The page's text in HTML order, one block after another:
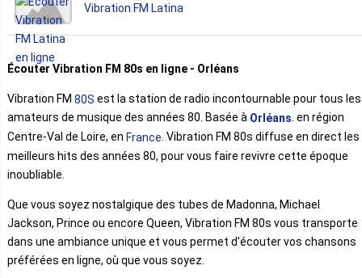
Vibration FM Latina
Écouter Vibration FM 80s en ligne - Orléans
Vibration FM 80S est la station de radio incontournable pour tous les
amateurs de musique des années 80. Basée à Orléans. en région
Centre-Val de Loire, en France . Vibration FM 80s diffuse en direct les
meilleurs hits des années 80, pour vous faire revivre cette époque
inoubliable.
Que vous soyez nostalgique des tubes de Madonna, Michael
Jackson, Prince ou encore Queen, Vibration FM 80s vous transporte
dans une ambiance unique et vous permet d'écouter vos chansons
préférées en ligne, où que vous soyez.